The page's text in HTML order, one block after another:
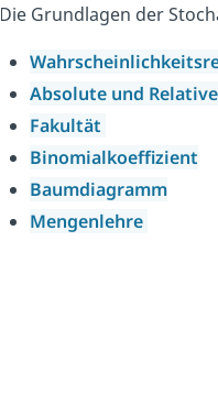
Die Grundlagen der
Absolute und
Fakultät
Binomialkoeffizient
Baumdiagramm
Mengenlehre